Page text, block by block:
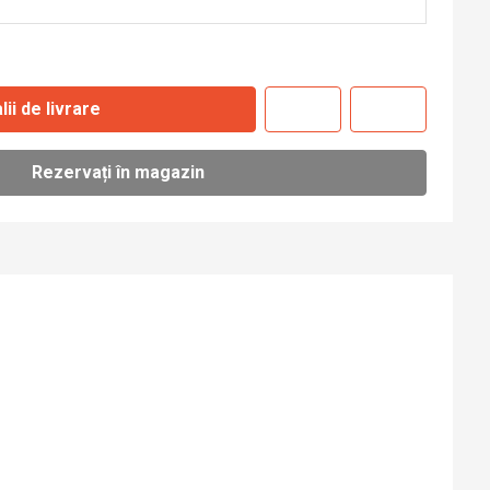
de livrare
Rezervați în magazin